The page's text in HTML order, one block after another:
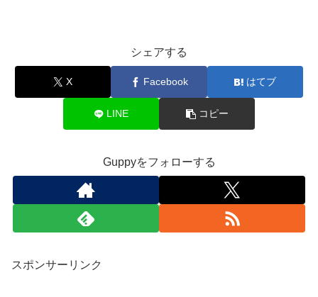
シェアする
X Facebook はてブ
LINE コピー
Guppyをフォローする
スポンサーリンク